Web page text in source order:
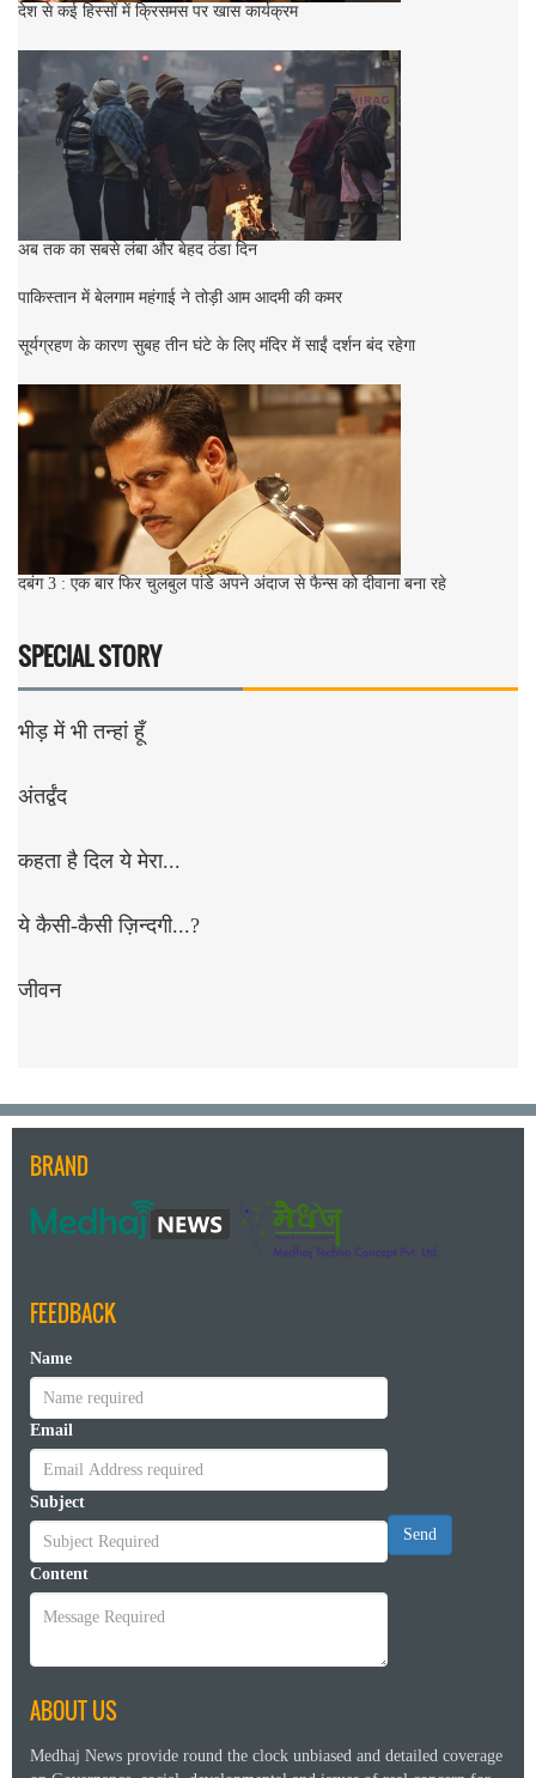
देश से कई हिस्सों में क्रिसमस पर खास कार्यक्रम
अब तक का सबसे लंबा और बेहद ठंडा दिन
पाकिस्तान में बेलगाम महंगाई ने तोड़ी आम आदमी की कमर
सूर्यग्रहण के कारण सुबह तीन घंटे के लिए मंदिर में साईं दर्शन बंद रहेगा
दबंग 3 : एक बार फिर चुलबुल पांडे अपने अंदाज से फैन्स को दीवाना बना रहे
SPECIAL STORY
भीड़ में भी तन्हां हूँ
अंतर्द्वंद
कहता है दिल ये मेरा...
ये कैसी-कैसी ज़िन्दगी...?
जीवन
BRAND
FEEDBACK
Name
Email
Subject
Content
Send
ABOUT US
Medhaj News provide round the clock unbiased and detailed coverage